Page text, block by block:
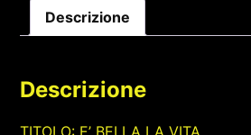
Descrizione
Descrizione